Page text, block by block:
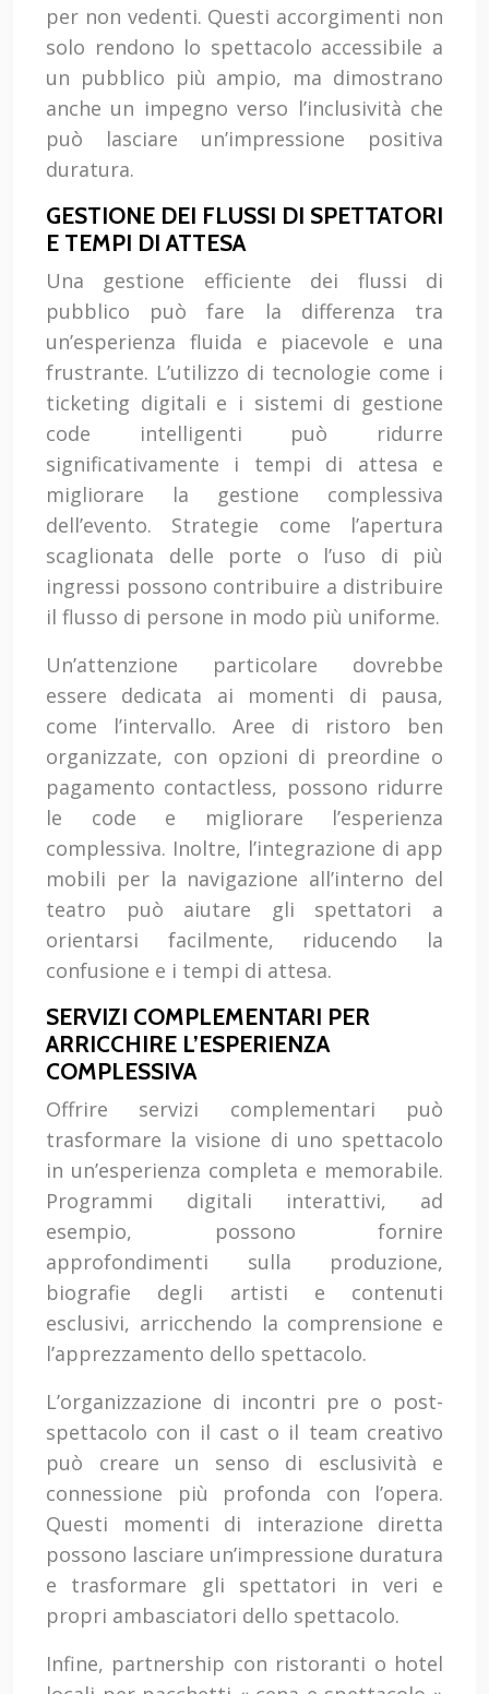
per non vedenti. Questi accorgimenti non
solo rendono lo spettacolo accessibile a
un pubblico più ampio, ma dimostrano
anche un impegno verso l’inclusività che
può lasciare un’impressione positiva
duratura.
GESTIONE DEI FLUSSI DI SPETTATORI
E TEMPI DI ATTESA
Una gestione efficiente dei flussi di
pubblico può fare la differenza tra
un’esperienza fluida e piacevole e una
frustrante. L’utilizzo di tecnologie come i
ticketing digitali e i sistemi di gestione
code intelligenti può ridurre
significativamente i tempi di attesa e
migliorare la gestione complessiva
dell’evento. Strategie come l’apertura
scaglionata delle porte o l’uso di più
ingressi possono contribuire a distribuire
il flusso di persone in modo più uniforme.
Un’attenzione particolare dovrebbe
essere dedicata ai momenti di pausa,
come l’intervallo. Aree di ristoro ben
organizzate, con opzioni di preordine o
pagamento contactless, possono ridurre
le code e migliorare l’esperienza
complessiva. Inoltre, l’integrazione di app
mobili per la navigazione all’interno del
teatro può aiutare gli spettatori a
orientarsi facilmente, riducendo la
confusione e i tempi di attesa.
SERVIZI COMPLEMENTARI PER
ARRICCHIRE L’ESPERIENZA
COMPLESSIVA
Offrire servizi complementari può
trasformare la visione di uno spettacolo
in un’esperienza completa e memorabile.
Programmi digitali interattivi, ad
esempio, possono fornire
approfondimenti sulla produzione,
biografie degli artisti e contenuti
esclusivi, arricchendo la comprensione e
l’apprezzamento dello spettacolo.
L’organizzazione di incontri pre o post-
spettacolo con il cast o il team creativo
può creare un senso di esclusività e
connessione più profonda con l’opera.
Questi momenti di interazione diretta
possono lasciare un’impressione duratura
e trasformare gli spettatori in veri e
propri ambasciatori dello spettacolo.
Infine, partnership con ristoranti o hotel